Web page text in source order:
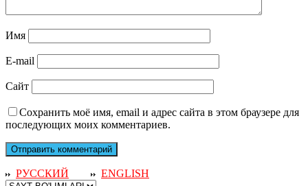
Имя
E-mail
Сайт
Сохранить моё имя, email и адрес сайта в этом браузере для
последующих моих комментариев.
РУССКИЙ ENGLISH